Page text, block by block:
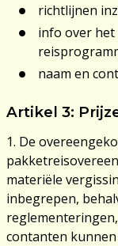
richtlijnen
info over het
naam en
Artikel 3:
1. De
materiële
inbegrepen,
contanten